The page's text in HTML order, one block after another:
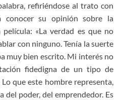
refiriéndose al trato con
conocer su opinión sobre la
«La verdad es que no
con ninguno. Tenía la suerte
muy bien escrito. Mi interés no
fidedigna de un tipo de
que este hombre representa,
del poder, del emprendedor. Es